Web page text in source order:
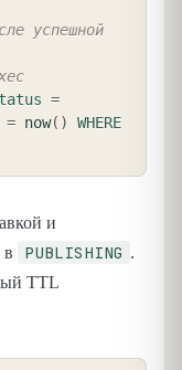
успешной
=
= now( )
WHERE
и
в PUBLISHING .
TTL